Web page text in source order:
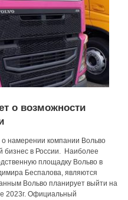
о возможности
намерении компании Вольво
бизнес в России. Наиболее
площадку Вольво в
Беспалова, являются
Вольво планирует выйти на
2023г. Официальный